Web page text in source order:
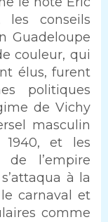
les conseils
Guadeloupe
couleur, qui
élus, furent
politiques
de Vichy
masculin
et les
de l’empire
à la
carnaval et
comme